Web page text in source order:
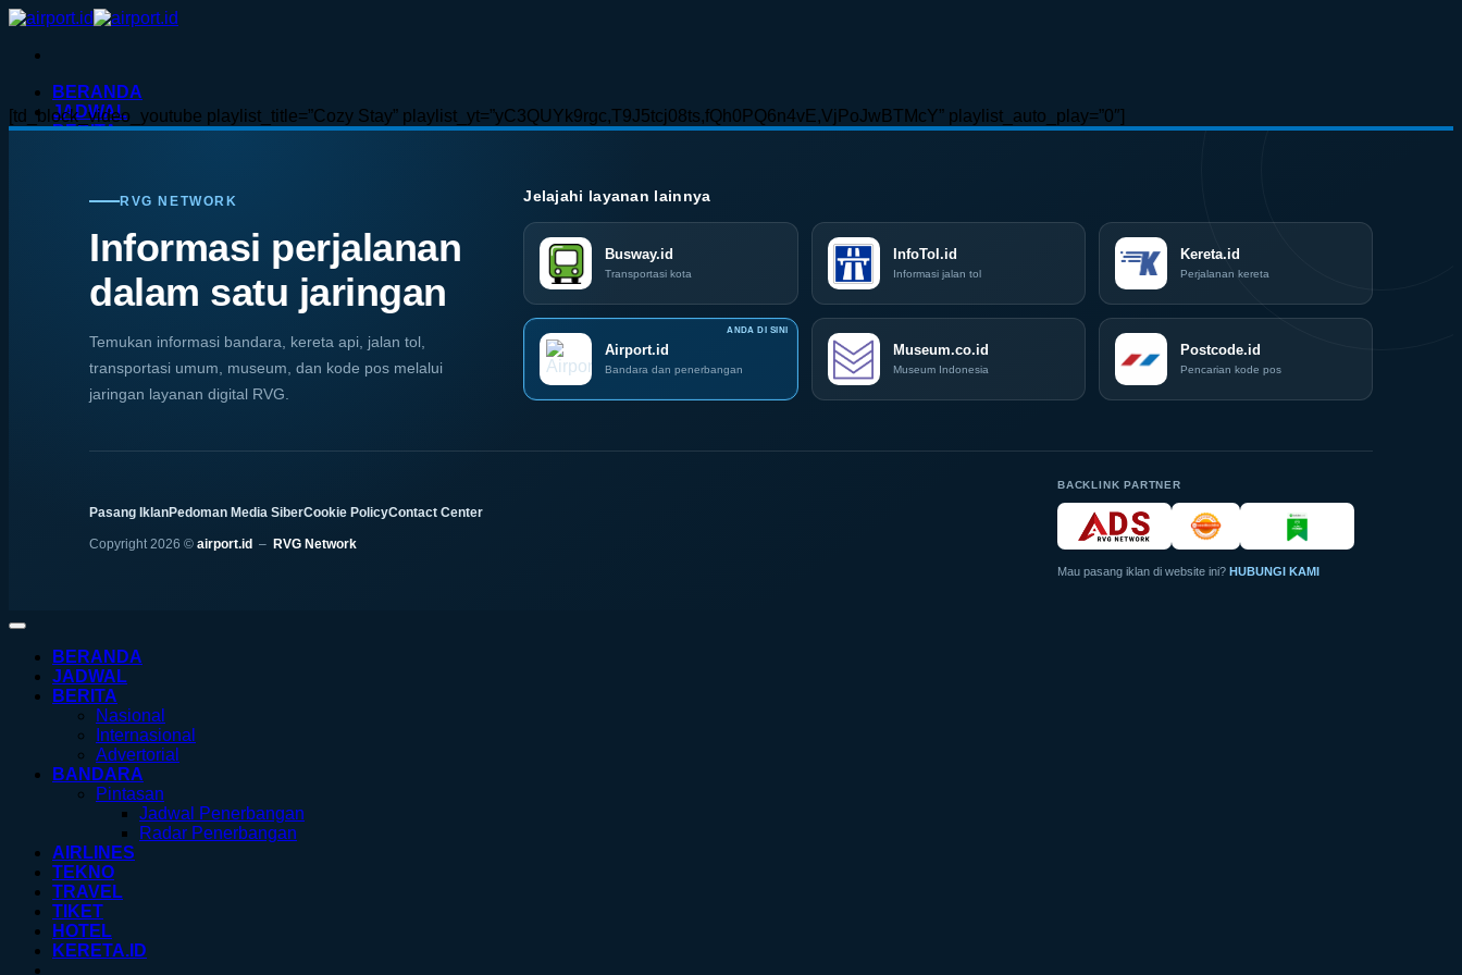
Skip
content
BERANDA
JADWAL
BERITA
BANDARA
Pintasan
Jadwal Penerbangan
Radar Penerbangan
AIRLINES
TEKNO
TIKET
HOTEL
KERETA.ID
[td_block_video_youtube playlist_title=”Cozy Stay” playlist_yt=”yC3QUYk9rgc,T9J5tcj08ts,fQh0PQ6n4vE,VjPoJwBTMcY” playlist_auto_play=”0″]
RVG NETWORK
Informasi perjalanan
dalam satu jaringan
Temukan informasi bandara, kereta api, jalan tol,
transportasi umum, museum, dan kode pos melalui
jaringan layanan digital RVG.
Jelajahi layanan lainnya
Busway.id
Transportasi kota
InfoTol.id
Informasi jalan tol
Kereta.id
Perjalanan kereta
Airport.id
Bandara dan penerbangan
Museum.co.id
Museum Indonesia
Postcode.id
Pencarian kode pos
Pasang IklanPedoman Media SiberCookie PolicyContact Center
Copyright 2026 © airport.id – RVG Network
BACKLINK PARTNER
Mau pasang iklan di website ini? HUBUNGI KAMI
BERANDA
JADWAL
BERITA
Nasional
Internasional
Advertorial
BANDARA
Pintasan
Jadwal Penerbangan
Radar Penerbangan
AIRLINES
TEKNO
TRAVEL
TIKET
HOTEL
KERETA.ID